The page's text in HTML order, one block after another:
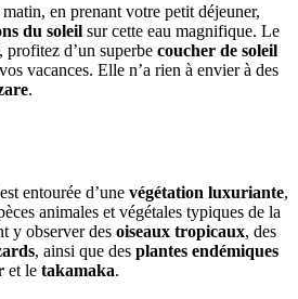
matin, en prenant votre petit déjeuner,
du soleil sur cette eau magnifique. Le
profitez d’un superbe coucher de soleil
vacances. Elle n’a rien à envier à des
.
est entourée d’une végétation luxuriante,
animales et végétales typiques de la
y observer des oiseaux tropicaux, des
, ainsi que des plantes endémiques
et le takamaka.